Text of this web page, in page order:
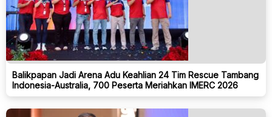
Balikpapan Jadi Arena Adu Keahlian 24 Tim Rescue Tambang
Indonesia-Australia, 700 Peserta Meriahkan IMERC 2026